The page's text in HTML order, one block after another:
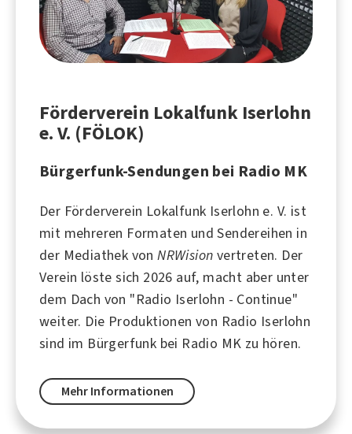
Förderverein Lokalfunk Iserlohn
e. V. (FÖLOK)
Bürgerfunk-Sendungen bei Radio MK
Der Förderverein Lokalfunk Iserlohn e. V. ist
mit mehreren Formaten und Sendereihen in
der Mediathek vonNRWision vertreten. Der
Verein löste sich 2026 auf, macht aber unter
dem Dach von "Radio Iserlohn - Continue"
weiter. Die Produktionen von Radio Iserlohn
sind im Bürgerfunk bei Radio MK zu hören.
Mehr Informationen